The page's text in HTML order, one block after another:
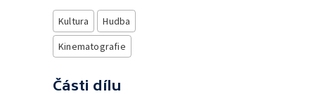
Kultura
Hudba
Kinematografie
Části dílu